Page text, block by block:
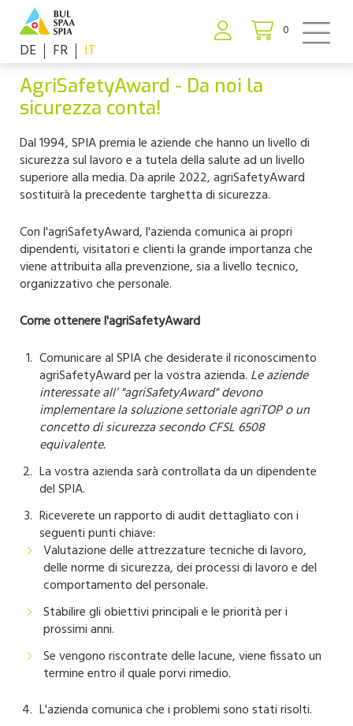
0
DE FR IT
AgriSafetyAward - Da noi la
sicurezza conta!
Dal 1994, SPIA premia le aziende che hanno un livello di
sicurezza sul lavoro e a tutela della salute ad un livello
superiore alla media. Da aprile 2022, agriSafetyAward
sostituirà la precedente targhetta di sicurezza.
Con l'agriSafetyAward, l'azienda comunica ai propri
dipendenti, visitatori e clienti la grande importanza che
viene attribuita alla prevenzione, sia a livello tecnico,
organizzativo che personale.
Come ottenere l'agriSafetyAward
Comunicare al SPIA che desiderate il riconoscimento
agriSafetyAward per la vostra azienda. Le aziende
interessate all’ "agriSafetyAward" devono
implementare la soluzione settoriale agriTOP o un
concetto di sicurezza secondo CFSL 6508
equivalente.
La vostra azienda sarà controllata da un dipendente
del SPIA.
Riceverete un rapporto di audit dettagliato con i
seguenti punti chiave:
Valutazione delle attrezzature tecniche di lavoro,
delle norme di sicurezza, dei processi di lavoro e del
comportamento del personale.
Stabilire gli obiettivi principali e le priorità per i
prossimi anni.
Se vengono riscontrate delle lacune, viene fissato un
termine entro il quale porvi rimedio.
L'azienda comunica che i problemi sono stati risolti.